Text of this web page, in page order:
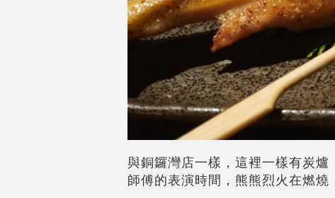
與銅鑼灣店一樣，這裡一樣有炭爐
師傅的表演時間，熊熊烈火在燃燒